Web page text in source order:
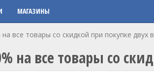
МАГАЗИНЫ
все товары со скидкой при покупке двух
на все товары со